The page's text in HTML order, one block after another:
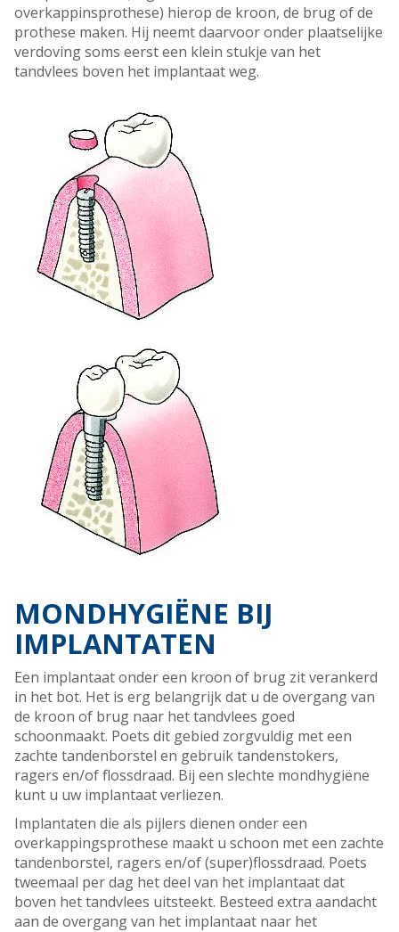
overkappinsprothese) hierop de kroon, de brug of de
prothese maken. Hij neemt daarvoor onder plaatselijke
verdoving soms eerst een klein stukje van het
tandvlees boven het implantaat weg.
MONDHYGIËNE BIJ
IMPLANTATEN
Een implantaat onder een kroon of brug zit verankerd
in het bot. Het is erg belangrijk dat u de overgang van
de kroon of brug naar het tandvlees goed
schoonmaakt. Poets dit gebied zorgvuldig met een
zachte tandenborstel en gebruik tandenstokers,
ragers en/of flossdraad. Bij een slechte mondhygiëne
kunt u uw implantaat verliezen.
Implantaten die als pijlers dienen onder een
overkappingsprothese maakt u schoon met een zachte
tandenborstel, ragers en/of (super)flossdraad. Poets
tweemaal per dag het deel van het implantaat dat
boven het tandvlees uitsteekt. Besteed extra aandacht
aan de overgang van het implantaat naar het